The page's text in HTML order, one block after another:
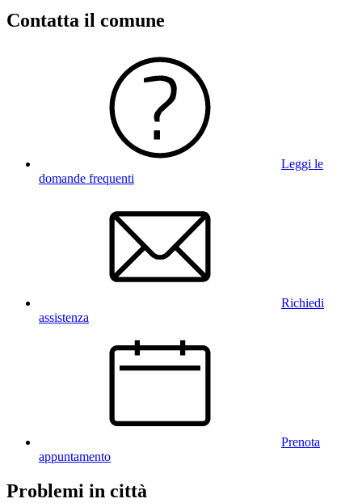
Contatta il comune
Leggi le
domande frequenti
Richiedi
assistenza
Prenota
appuntamento
Problemi in città